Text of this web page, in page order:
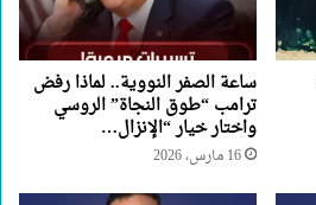
ساعة الصفر النووية.. لماذا رفض
ترامب “طوق النجاة” الروسي
واختار خيار “الإنزال…
16 مارس، 2026